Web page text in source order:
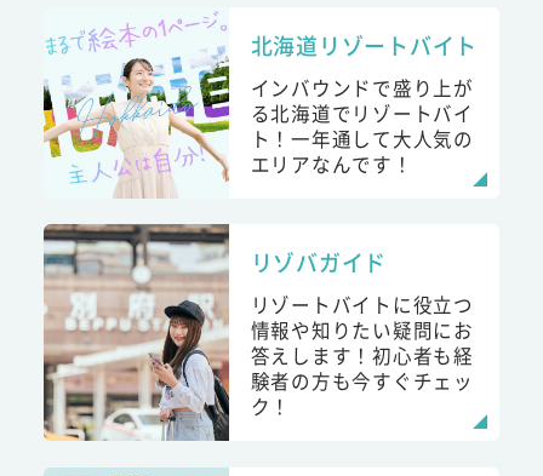
北海道リゾートバイト
インバウンドで盛り上が
る北海道でリゾートバイ
ト！一年通して大人気の
エリアなんです！
リゾバガイド
リゾートバイトに役立つ
情報や知りたい疑問にお
答えします！初心者も経
験者の方も今すぐチェッ
ク！